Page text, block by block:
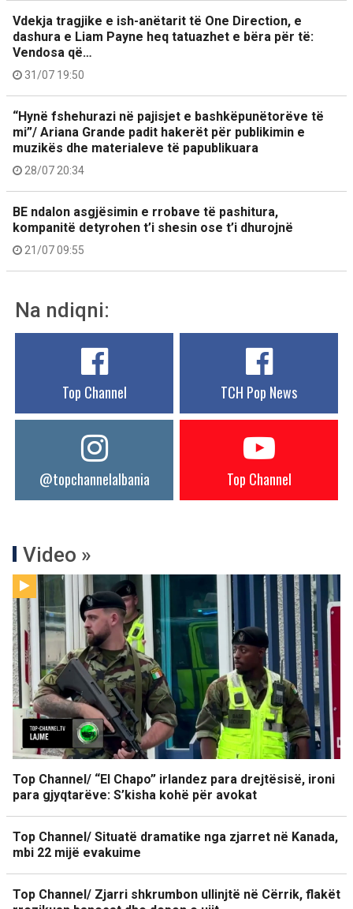
Vdekja tragjike e ish-anëtarit të One Direction, e
dashura e Liam Payne heq tatuazhet e bëra për të:
Vendosa që…
31/07 19:50
“Hynë fshehurazi në pajisjet e bashkëpunëtorëve të
mi”/ Ariana Grande padit hakerët për publikimin e
muzikës dhe materialeve të papublikuara
28/07 20:34
BE ndalon asgjësimin e rrobave të pashitura,
kompanitë detyrohen t’i shesin ose t’i dhurojnë
21/07 09:55
Na ndiqni:
Top Channel TCH Pop News
@topchannelalbania Top Channel
Video »
Top Channel/ “El Chapo” irlandez para drejtësisë, ironi
para gjyqtarëve: S’kisha kohë për avokat
Top Channel/ Situatë dramatike nga zjarret në Kanada,
mbi 22 mijë evakuime
Top Channel/ Zjarri shkrumbon ullinjtë në Cërrik, flakët